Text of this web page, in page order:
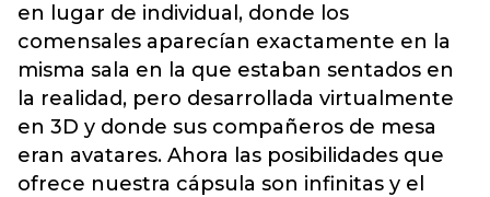
en lugar de individual, donde los
comensales aparecían exactamente en la
misma sala en la que estaban sentados en
la realidad, pero desarrollada virtualmente
en 3D y donde sus compañeros de mesa
eran avatares. Ahora las posibilidades que
ofrece nuestra cápsula son infinitas y el